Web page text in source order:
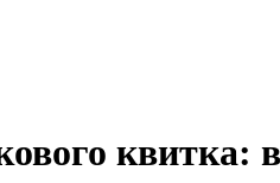
квитка: